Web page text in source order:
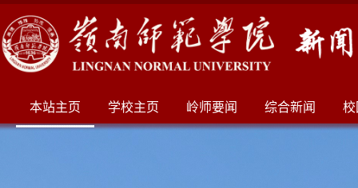
本站主页 学校主页 岭师要闻 综合新闻 校